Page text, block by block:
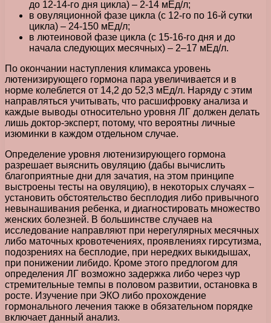
до 12-14-го дня цикла) – 2-14 мЕд/л;
в овуляционной фазе цикла (с 12-го по 16-й сутки
цикла) – 24-150 мЕд/л;
в лютеиновой фазе цикла (с 15-16-го дня и до
начала следующих месячных) – 2–17 мЕд/л.
По окончании наступления климакса уровень
лютенизирующего гормона пара увеличивается и в
норме колеблется от 14,2 до 52,3 мЕд/л. Наряду с этим
направляться учитывать, что расшифровку анализа и
каждые выводы относительно уровня ЛГ должен делать
лишь доктор-эксперт, потому, что вероятны личные
изюминки в каждом отдельном случае.
Определение уровня лютенизирующего гормона
разрешает выяснить овуляцию (дабы вычислить
благоприятные дни для зачатия, на этом принципе
выстроены тесты на овуляцию), в некоторых случаях –
установить обстоятельство бесплодия либо привычного
невынашивания ребенка, и диагностировать множество
женских болезней. В большинстве случаев на
исследование направляют при нерегулярных месячных
либо маточных кровотечениях, проявлениях гирсутизма,
подозрениях на бесплодие, при нередких выкидышах,
при понижении либидо. Кроме этого предлогом для
определения ЛГ возможно задержка либо через чур
стремительные темпы в половом развитии, остановка в
росте. Изучение при ЭКО либо прохождение
гормонального лечения также в обязательном порядке
включает данный анализ.